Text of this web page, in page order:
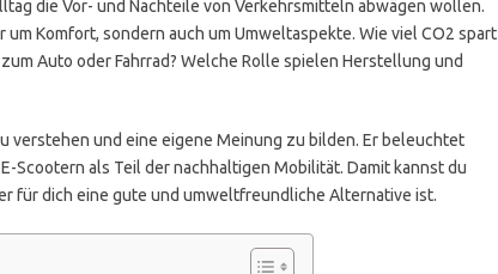
die Vor- und Nachteile von Verkehrsmitteln abwägen wollen.
Komfort, sondern auch um Umweltaspekte. Wie viel CO2 spart
Auto oder Fahrrad? Welche Rolle spielen Herstellung und
verstehen und eine eigene Meinung zu bilden. Er beleuchtet
Scootern als Teil der nachhaltigen Mobilität. Damit kannst du
für dich eine gute und umweltfreundliche Alternative ist.